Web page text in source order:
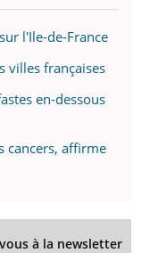
l'Ile-de-France
villes françaises
en-dessous
cancers, affirme
à la newsletter